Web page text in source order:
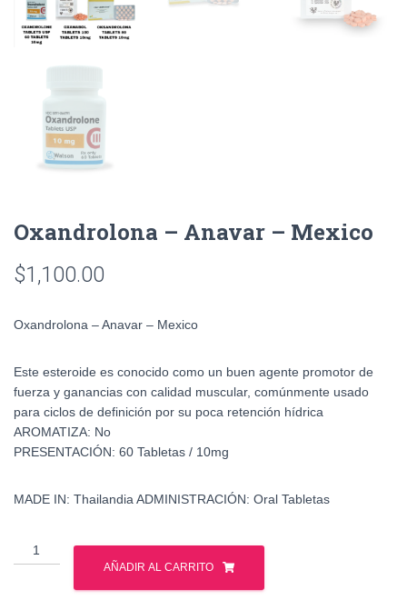
Oxandrolona – Anavar – Mexico
$1,100.00
Oxandrolona – Anavar – Mexico
Este esteroide es conocido como un buen agente promotor de
fuerza y ganancias con calidad muscular, comúnmente usado
para ciclos de definición por su poca retención hídrica
AROMATIZA: No
PRESENTACIÓN: 60 Tabletas / 10mg
MADE IN: Thailandia ADMINISTRACIÓN: Oral Tabletas
Oxandrolona
-
AÑADIR AL CARRITO